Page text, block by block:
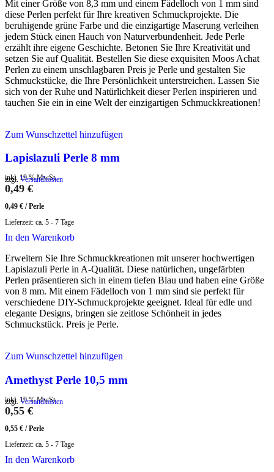
Mit einer Größe von 8,3 mm und einem Fädelloch von 1 mm sind
diese Perlen perfekt für Ihre kreativen Schmuckprojekte. Die
beruhigende grüne Farbe und die einzigartige Maserung verleihen
jedem Stück einen Hauch von Naturverbundenheit. Jede Perle
erzählt ihre eigene Geschichte. Betonen Sie Ihre Kreativität und
setzen Sie auf Qualität. Bestellen Sie diese exquisiten Moos Achat
Perlen zu einem unschlagbaren Preis je Perle und gestalten Sie
Schmuckstücke, die Ihre Persönlichkeit unterstreichen. Lassen Sie
sich von der Ruhe und Natürlichkeit dieser Perlen inspirieren und
tauchen Sie ein in eine Welt der einzigartigen Schmuckkreationen!
Zum Wunschzettel hinzufügen
Lapislazuli Perle 8 mm
inkl. 19 % MwSt.
zzgl. Versandkosten
0,49 €
0,49 € /Perle
Lieferzeit: ca. 5 - 7 Tage
In den Warenkorb
Erweitern Sie Ihre Schmuckkreationen mit unserer hochwertigen
Lapislazuli Perle in A-Qualität. Diese natürlichen, ungefärbten
Perlen präsentieren sich in einem tiefen Blau und haben eine Größe
von 8 mm. Mit einem Fädelloch von 1 mm sind sie perfekt für
verschiedene DIY-Schmuckprojekte geeignet. Ideal für edle und
elegante Designs, bringen sie zeitlose Schönheit in jedes
Schmuckstück. Preis je Perle.
Zum Wunschzettel hinzufügen
Amethyst Perle 10,5 mm
inkl. 19 % MwSt.
zzgl. Versandkosten
0,55 €
0,55 € /Perle
Lieferzeit: ca. 5 - 7 Tage
In den Warenkorb